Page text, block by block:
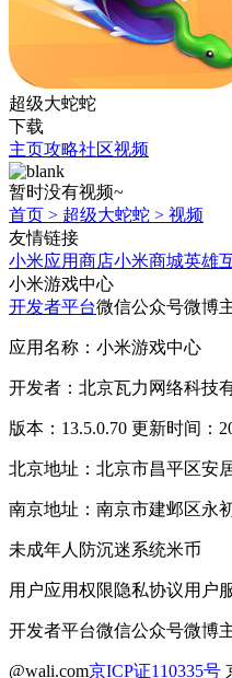
超级大蛇蛇
下载
主页攻略社区视频
暂时没有视频~
首页 > 超级大蛇蛇 > 视频
友情链接
小米应用商店小米商城英雄
小米游戏中心
开发者平台微信公众号微博
应用名称：小米游戏中心
开发者：北京瓦力网络科技
版本：13.5.0.70 更新时间：
北京地址：北京市昌平区安
南京地址：南京市建邺区永
未成年人防沉迷系统米币
用户应用权限隐私协议用户
开发者平台微信公众号微博
@wali.com京ICP证110335号